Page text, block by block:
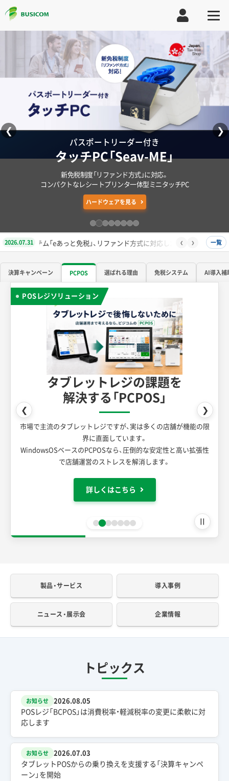
新CM公開中
ビジコムが動けば、笑顔がひろがる。
お店の笑顔をひろげる、店舗DXを。
お店とお客様の幸せな未来を描き、街を元気にしていきます。
CM特設ページ
パスポートリーダー付き
タッチPC「Seav-ME」
新免税制度「リファンド方式」に対応。
コンパクトなレシートプリンタ一体型ミニタッチPC
ハードウェアを見る
現場の入力DXを極める
業務用ハードウェア
あらゆる現場のDX・業務効率化を支援。
タッチPC、モバイルターミナルなど幅広いラインアップ
ハードウェアを見る
店舗DXを実現する
オールインワンPOSレジ
売上/在庫/顧客管理やLINEミニアプリと
連携可能なオールインワンPOSレジ
業種別に探す POSレジセット一覧
様々なデバイスに対応した
クラウドPOSレジ
タブレットやスマホ、PC、決済端末、券売機など
ありとあらゆる使い方ができるPOSレジ
POSレジを見る 券売機・セルフレジを見る
データ連携で店舗経営を効率化
クラウド店舗本部管理システム
リアルタイムで店舗のデータをクラウド一元管理。
売上・在庫管理を実現し、ビジネスのDXを推進します。
クラウド本部管理システムを見る
無料ではじめる
店舗アプリ
お店ページ作成やプッシュ通知配信、
デジタル会員証発行、POS連携が可能なスマホアプリ
店舗アプリを見る LINE連携について
新制度に対応
免税電子化システム
2026年11月に実施される免税制度の改正にも対応。
POSレジ連携可能な免税システム
免税システムを見る
❮ ❯
2026.07.31
と免税」、リファンド方式に対応したWindows版アプリ最新バージョンを提
❮ ❯ 一覧
決算キャンペーン PCPOS 選ばれる理由 免税システム AI導入補
❮ ❯
POSレジソリューション
タブレットレジの課題を
解決する「PCPOS」
市場で主流のタブレットレジですが、実は多くの店舗が機能の限
界に直面しています。
WindowsOSベースのPCPOSなら、圧倒的な安定性と高い拡張性
で店舗運営のストレスを解消します。
詳しくはこちら
製品・サービス 導入事例
ニュース・展示会 企業情報
トピックス
お知らせ 2026.08.05
POSレジ「BCPOS」は消費税率・軽減税率の変更に柔軟に対
応します
お知らせ 2026.07.03
タブレットPOSからの乗り換えを支援する「決算キャンペ
ーン」を開始